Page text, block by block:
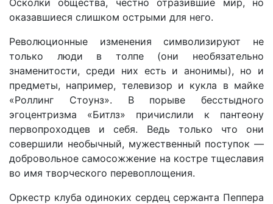
оказавшиеся слишком острыми для него.
Революционные изменения символизируют не
только люди в толпе (они необязательно
знаменитости, среди них есть и анонимы), но и
предметы, например, телевизор и кукла в майке
«Роллинг Стоунз». В порыве бесстыдного
эгоцентризма «Битлз» причислили к пантеону
первопроходцев и себя. Ведь только что они
совершили необычный, мужественный поступок —
добровольное самосожжение на костре тщеславия
во имя творческого перевоплощения.
Оркестр клуба одиноких сердец сержанта Пеппера